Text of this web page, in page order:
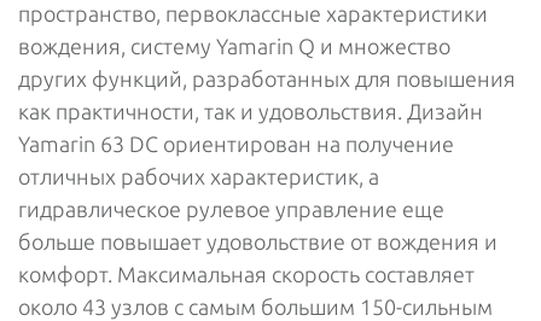
пространство, первоклассные характеристики
вождения, систему Yamarin Q и множество
других функций, разработанных для повышения
как практичности, так и удовольствия. Дизайн
Yamarin 63 DC ориентирован на получение
отличных рабочих характеристик, а
гидравлическое рулевое управление еще
больше повышает удовольствие от вождения и
комфорт. Максимальная скорость составляет
около 43 узлов с самым большим 150-сильным